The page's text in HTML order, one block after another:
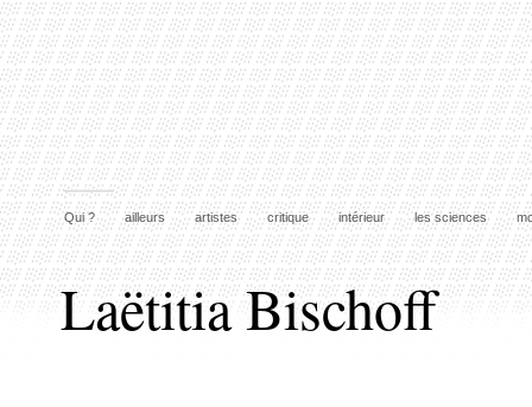
Qui ? ailleurs artistes critique intérieur les sciences
Laëtitia Bischoff